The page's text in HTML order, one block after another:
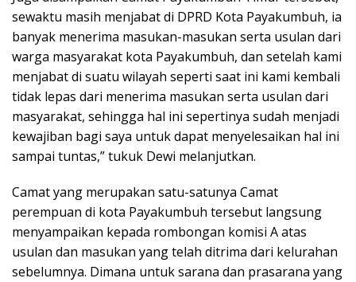
sewaktu masih menjabat di DPRD Kota Payakumbuh, ia
banyak menerima masukan-masukan serta usulan dari
warga masyarakat kota Payakumbuh, dan setelah kami
menjabat di suatu wilayah seperti saat ini kami kembali
tidak lepas dari menerima masukan serta usulan dari
masyarakat, sehingga hal ini sepertinya sudah menjadi
kewajiban bagi saya untuk dapat menyelesaikan hal ini
sampai tuntas,” tukuk Dewi melanjutkan.
Camat yang merupakan satu-satunya Camat
perempuan di kota Payakumbuh tersebut langsung
menyampaikan kepada rombongan komisi A atas
usulan dan masukan yang telah ditrima dari kelurahan
sebelumnya. Dimana untuk sarana dan prasarana yang